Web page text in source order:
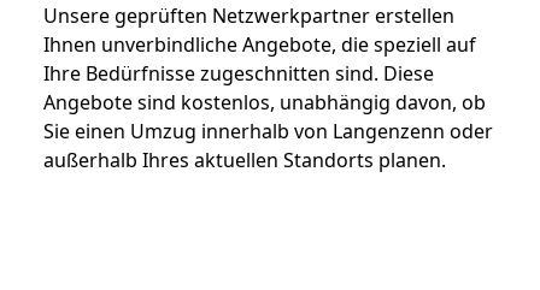
Unsere geprüften Netzwerkpartner erstellen
Ihnen unverbindliche Angebote, die speziell auf
Ihre Bedürfnisse zugeschnitten sind. Diese
Angebote sind kostenlos, unabhängig davon, ob
Sie einen Umzug innerhalb von Langenzenn oder
außerhalb Ihres aktuellen Standorts planen.